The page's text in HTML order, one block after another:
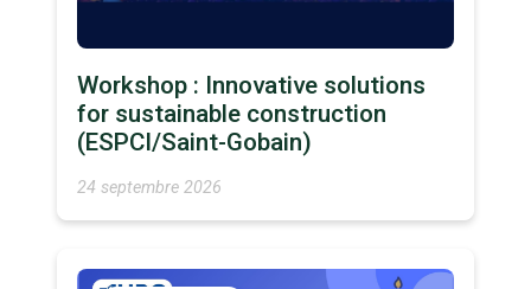
Workshop : Innovative solutions
for sustainable construction
(ESPCI/Saint-Gobain)
24 septembre 2026